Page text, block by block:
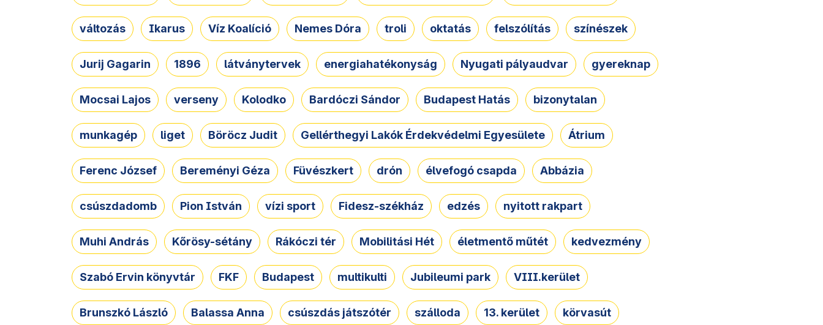
változás Ikarus Víz Koalíció Nemes Dóra troli oktatás felszólítás színészek
Jurij Gagarin 1896 látványtervek energiahatékonyság Nyugati pályaudvar gyereknap
Mocsai Lajos verseny Kolodko Bardóczi Sándor Budapest Hatás bizonytalan
munkagép liget Böröcz Judit Gellérthegyi Lakók Érdekvédelmi Egyesülete Átrium
Ferenc József Bereményi Géza Füvészkert drón élvefogó csapda Abbázia
csúszdadomb Pion István vízi sport Fidesz-székház edzés nyitott rakpart
Muhi András Kőrösy-sétány Rákóczi tér Mobilitási Hét életmentő műtét kedvezmény
Szabó Ervin könyvtár FKF Budapest multikulti Jubileumi park VIII.kerület
Brunszkó László Balassa Anna csúszdás játszótér szálloda 13. kerület körvasút